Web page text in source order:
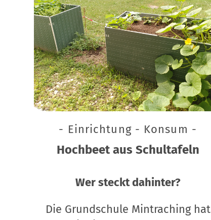
- Einrichtung - Konsum -
Hochbeet aus Schultafeln
Wer steckt dahinter?
Die Grundschule Mintraching hat